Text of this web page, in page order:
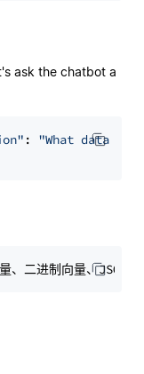
ask the chatbot a
: "What data